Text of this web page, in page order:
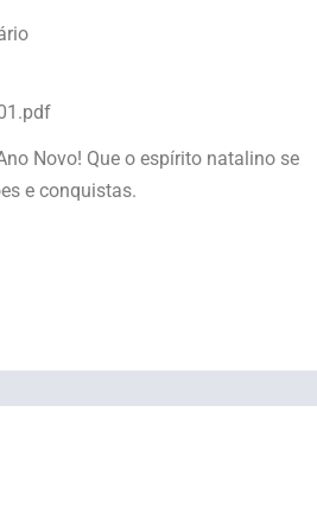
Novo! Que o espírito natalino se
e conquistas.